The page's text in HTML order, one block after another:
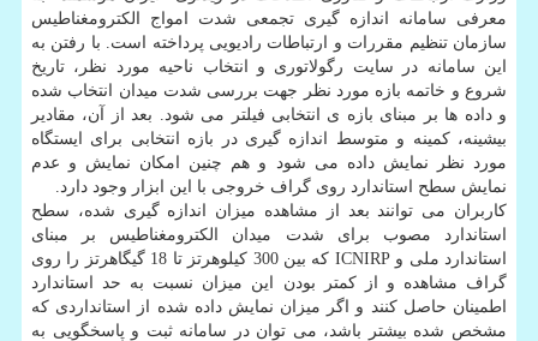
معرفی سامانه اندازه گیری تجمعی شدت امواج الکترومغناطیس
سازمان تنظیم مقررات و ارتباطات رادیویی پرداخته است. با رفتن به
این سامانه در سایت رگولاتوری و انتخاب ناحیه مورد نظر، تاریخ
شروع و خاتمه بازه مورد نظر جهت بررسی شدت میدان انتخاب شده
و داده ها بر مبنای بازه ی انتخابی فیلتر می شود. بعد از آن، مقادیر
بیشینه، کمینه و متوسط اندازه گیری در بازه انتخابی برای ایستگاه
مورد نظر نمایش داده می شود و هم چنین امکان نمایش و عدم
نمایش سطح استاندارد روی گراف خروجی با این ابزار وجود دارد.
کاربران می توانند بعد از مشاهده میزان اندازه گیری شده، سطح
استاندارد مصوب برای شدت میدان الکترومغناطیس بر مبنای
استاندارد ملی و ICNIRP که بین 300 کیلوهرتز تا 18 گیگاهرتز را روی
گراف مشاهده و از کمتر بودن این میزان نسبت به حد استاندارد
اطمینان حاصل کنند و اگر میزان نمایش داده شده از استانداردی که
مشخص شده بیشتر باشد، می توان در سامانه ثبت و پاسخگویی به